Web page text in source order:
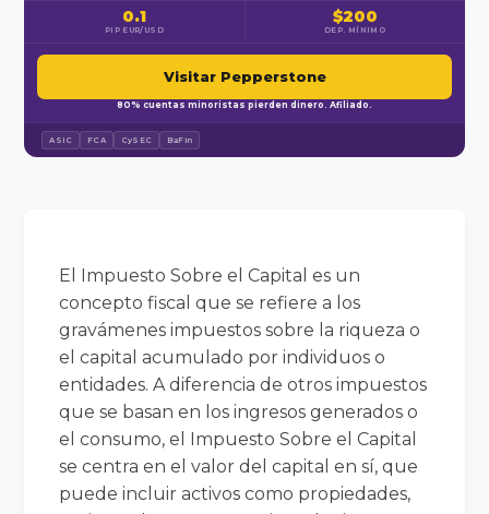
0.1
PIP EUR/USD
$200
DEP. MÍNIMO
Visitar Pepperstone
80% cuentas minoristas pierden dinero. Afiliado.
ASIC FCA CySEC BaFin
El Impuesto Sobre el Capital es un
concepto fiscal que se refiere a los
gravámenes impuestos sobre la riqueza o
el capital acumulado por individuos o
entidades. A diferencia de otros impuestos
que se basan en los ingresos generados o
el consumo, el Impuesto Sobre el Capital
se centra en el valor del capital en sí, que
puede incluir activos como propiedades,